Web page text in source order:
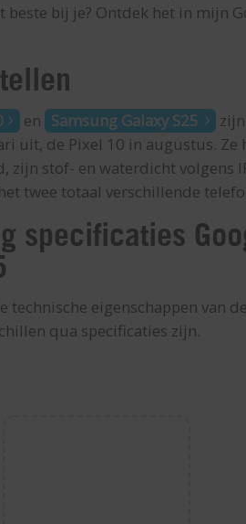
beste bij je? Ontdek het in mijn
en Samsung Galaxy S25
zijn
uit, de Pixel 10 in augustus.
zijn stof- en waterdicht
twee totaal verschillende
specificaties
technische eigenschappen van
qua specificaties zijn.